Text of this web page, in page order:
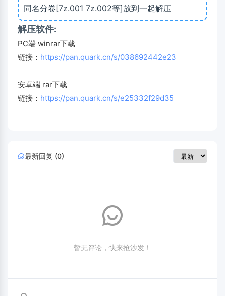
同名分卷[7z.001 7z.002等]放到一起解压
解压软件:
PC端 winrar下载
链接： https://pan.quark.cn/s/038692442e23
安卓端 rar下载
链接： https://pan.quark.cn/s/e25332f29d35
最新回复 (0)
暂无评论，快来抢沙发！